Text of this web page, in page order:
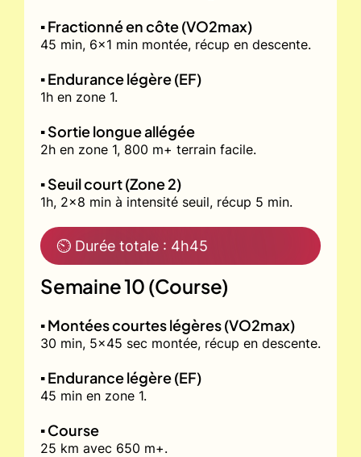
▪️ Fractionné en côte (VO2max)
45 min, 6x1 min montée, récup en descente.
▪️ Endurance légère (EF)
1h en zone 1.
▪️ Sortie longue allégée
2h en zone 1, 800 m+ terrain facile.
▪️ Seuil court (Zone 2)
1h, 2x8 min à intensité seuil, récup 5 min.
⏲ Durée totale : 4h45
Semaine 10 (Course)
▪️ Montées courtes légères (VO2max)
30 min, 5x45 sec montée, récup en descente.
▪️ Endurance légère (EF)
45 min en zone 1.
▪️ Course
25 km avec 650 m+.